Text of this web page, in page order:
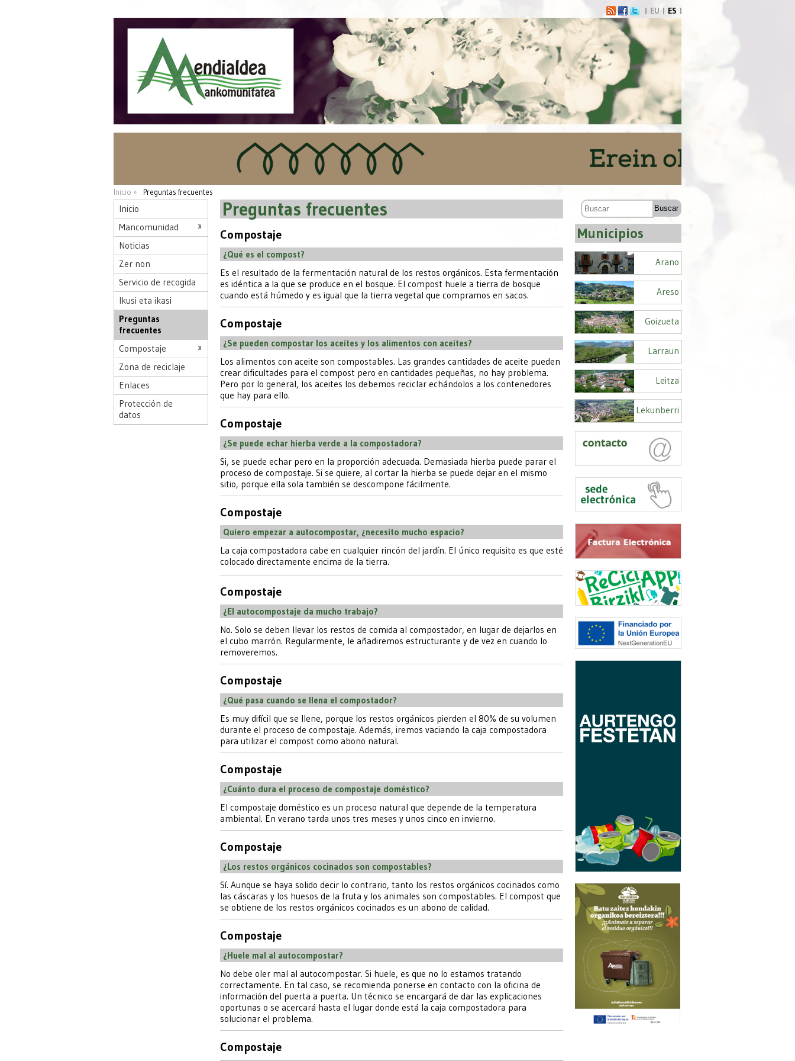
ES
EU
Inicio » Preguntas frecuentes
Inicio
Mancomunidad
Noticias
Zer non
Servicio de recogida
Ikusi eta ikasi
Preguntas
frecuentes
Compostaje
Zona de reciclaje
Enlaces
Protección de
datos
Preguntas frecuentes
Compostaje
¿Qué es el compost?
Es el resultado de la fermentación natural de los restos orgánicos. Esta fermentación
es idéntica a la que se produce en el bosque. El compost huele a tierra de bosque
cuando está húmedo y es igual que la tierra vegetal que compramos en sacos.
Compostaje
¿Se pueden compostar los aceites y los alimentos con aceites?
Los alimentos con aceite son compostables. Las grandes cantidades de aceite pueden
crear dificultades para el compost pero en cantidades pequeñas, no hay problema.
Pero por lo general, los aceites los debemos reciclar echándolos a los contenedores
que hay para ello.
Compostaje
¿Se puede echar hierba verde a la compostadora?
Si, se puede echar pero en la proporción adecuada. Demasiada hierba puede parar el
proceso de compostaje. Si se quiere, al cortar la hierba se puede dejar en el mismo
sitio, porque ella sola también se descompone fácilmente.
Compostaje
Quiero empezar a autocompostar, ¿necesito mucho espacio?
La caja compostadora cabe en cualquier rincón del jardín. El único requisito es que esté
colocado directamente encima de la tierra.
Compostaje
¿El autocompostaje da mucho trabajo?
No. Solo se deben llevar los restos de comida al compostador, en lugar de dejarlos en
el cubo marrón. Regularmente, le añadiremos estructurante y de vez en cuando lo
removeremos.
Compostaje
¿Qué pasa cuando se llena el compostador?
Es muy difícil que se llene, porque los restos orgánicos pierden el 80% de su volumen
durante el proceso de compostaje. Además, iremos vaciando la caja compostadora
para utilizar el compost como abono natural.
Compostaje
¿Cuánto dura el proceso de compostaje doméstico?
El compostaje doméstico es un proceso natural que depende de la temperatura
ambiental. En verano tarda unos tres meses y unos cinco en invierno.
Compostaje
¿Los restos orgánicos cocinados son compostables?
Sí. Aunque se haya solido decir lo contrario, tanto los restos orgánicos cocinados como
las cáscaras y los huesos de la fruta y los animales son compostables. El compost que
se obtiene de los restos orgánicos cocinados es un abono de calidad.
Compostaje
¿Huele mal al autocompostar?
No debe oler mal al autocompostar. Si huele, es que no lo estamos tratando
correctamente. En tal caso, se recomienda ponerse en contacto con la oficina de
información del puerta a puerta. Un técnico se encargará de dar las explicaciones
oportunas o se acercará hasta el lugar donde está la caja compostadora para
solucionar el problema.
Compostaje
Municipios
Arano
Areso
Goizueta
Larraun
Leitza
Lekunberri